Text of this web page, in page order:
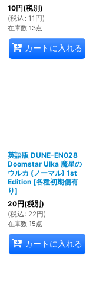
10円(税別)
(税込 : 11 円)
在庫数 13点
カートに入れる
英語版 DUNE-EN028
Doomstar Ulka 魔星の
ウルカ (ノーマル) 1st
Edition [各種初期傷有
り]
20円(税別)
(税込 : 22円)
在庫数 15点
カートに入れる